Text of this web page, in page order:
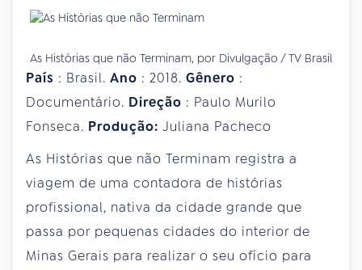
As Histórias que não Terminam, por Divulgação / TV Brasil
País : Brasil. Ano : 2018. Gênero :
Documentário. Direção : Paulo Murilo
Fonseca. Produção: Juliana Pacheco
As Histórias que não Terminam registra a
viagem de uma contadora de histórias
profissional, nativa da cidade grande que
passa por pequenas cidades do interior de
Minas Gerais para realizar o seu ofício para